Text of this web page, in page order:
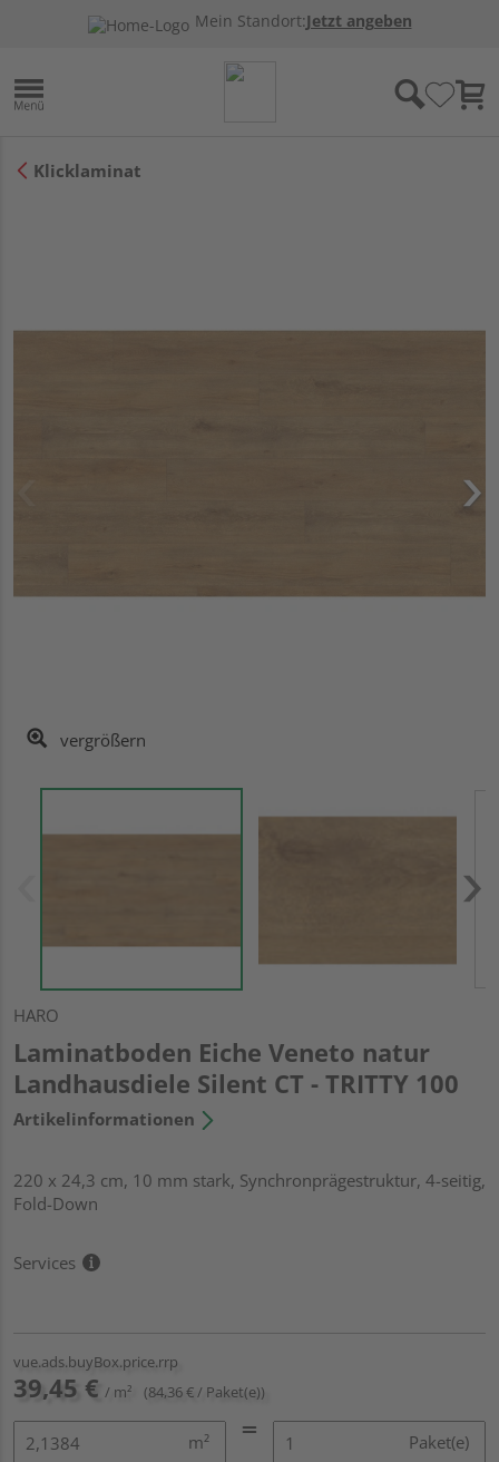
Mein Standort:Jetzt angeben
Klicklaminat
vergrößern
HARO
Laminatboden Eiche Veneto natur
Landhausdiele Silent CT - TRITTY 100
Artikelinformationen
220 x 24,3 cm, 10 mm stark, Synchronprägestruktur, 4-seitig,
Fold-Down
Services
vue.ads.buyBox.price.rrp
39,45 € / m² (84,36 € / Paket(e))
m² Paket(e)